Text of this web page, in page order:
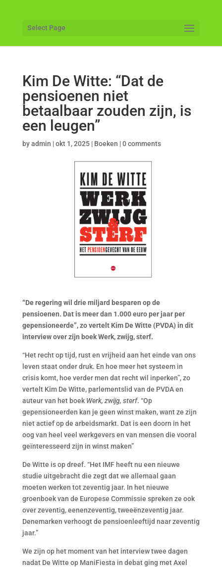
Select Page
Kim De Witte: “Dat de
pensioenen niet
betaalbaar zouden zijn, is
een leugen”
byadmin |okt 1, 2025| Boeken |0 comments
“De regering wil drie miljard besparen op de
pensioenen. Dat is meer dan 1.000 euro per jaar per
gepensioneerde”, zo vertelt Kim De Witte (PVDA) in dit
interview over zijn boek Werk, zwijg, sterf.
“Het recht op tijd, rust en vrijheid aan het einde van ons
leven staat onder druk. En hoe meer het systeem in
crisis komt, hoe verder men dat recht wil inperken”, zo
vertelt Kim De Witte, parlementslid van de PVDA en
auteur van het boek Werk, zwijg, sterf. “Op
gepensioneerden kan je geen winst maken, want ze zijn
niet actief op de arbeidsmarkt. Dat is een doorn in het
oog van heel veel werkgevers en van mensen die vooral
geïnteresseerd zijn in winst maken”
De Witte is op dreef. “Het IMF heeft nu een nieuwe
studie uitgebracht die zegt dat we allemaal gaan
moeten werken tot zeventig jaar. In het nieuwe
groenboek van de Europese Commissie spreken ze ook
over zeventig, eenenzeventig, tweeënzeventig jaar.
Denemarken verhoogt de pensioenleeftijd naar zeventig
jaar.”
We zijn op het moment van het interview twee dagen
nadat De Witte op ManiFiesta in debat ging met Axel